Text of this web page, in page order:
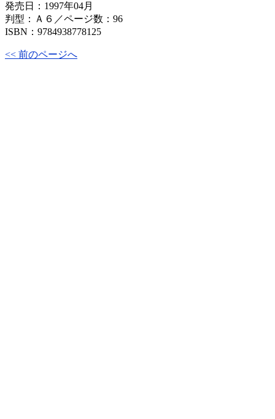
発売日：1997年04月
判型：Ａ６／ページ数：96
ISBN：9784938778125
<< 前のページへ